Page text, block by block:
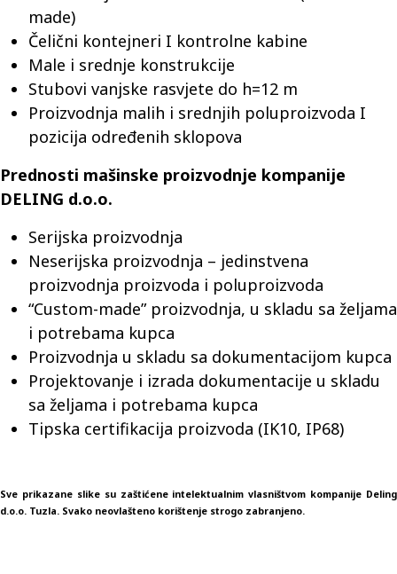
made)
Čelični kontejneri I kontrolne kabine
Male i srednje konstrukcije
Stubovi vanjske rasvjete do h=12 m
Proizvodnja malih i srednjih poluproizvoda I
pozicija određenih sklopova
Prednosti mašinske proizvodnje kompanije
DELING d.o.o.
Serijska proizvodnja
Neserijska proizvodnja – jedinstvena
proizvodnja proizvoda i poluproizvoda
“Custom-made” proizvodnja, u skladu sa željama
i potrebama kupca
Proizvodnja u skladu sa dokumentacijom kupca
Projektovanje i izrada dokumentacije u skladu
sa željama i potrebama kupca
Tipska certifikacija proizvoda (IK10, IP68)
Sve prikazane slike su zaštićene intelektualnim vlasništvom kompanije Deling
d.o.o. Tuzla. Svako neovlašteno korištenje strogo zabranjeno.